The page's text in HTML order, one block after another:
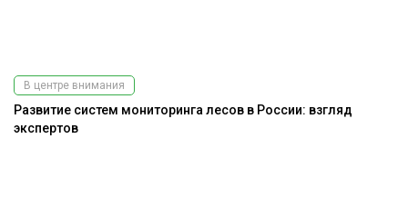
В центре внимания
Развитие систем мониторинга лесов в России: взгляд
экспертов